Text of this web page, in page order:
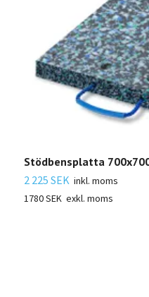
Stödbensplatta
2 225 SEK inkl. moms
1780 SEK exkl. moms